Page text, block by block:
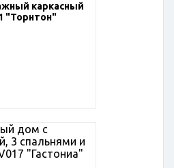
каркасный
"Торнтон"